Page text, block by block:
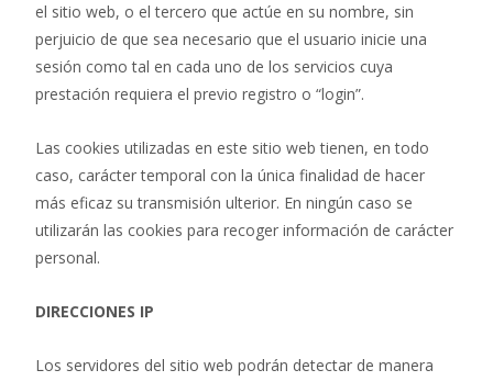
el sitio web, o el tercero que actúe en su nombre, sin
perjuicio de que sea necesario que el usuario inicie una
sesión como tal en cada uno de los servicios cuya
prestación requiera el previo registro o “login”.
Las cookies utilizadas en este sitio web tienen, en todo
caso, carácter temporal con la única finalidad de hacer
más eficaz su transmisión ulterior. En ningún caso se
utilizarán las cookies para recoger información de carácter
personal.
DIRECCIONES IP
Los servidores del sitio web podrán detectar de manera